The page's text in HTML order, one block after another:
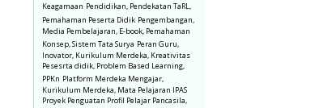
Keagamaan Pendidikan, Pendekatan TaRL,
Pemahaman Peserta Didik Pengembangan,
Media Pembelajaran, E-book, Pemahaman
Konsep, Sistem Tata Surya Peran Guru,
Inovator, Kurikulum Merdeka, Kreativitas
Pesesrta didik, Problem Based Learning,
PPKn Platform Merdeka Mengajar,
Kurikulum Merdeka, Mata Pelajaran IPAS
Proyek Penguatan Profil Pelajar Pancasila,